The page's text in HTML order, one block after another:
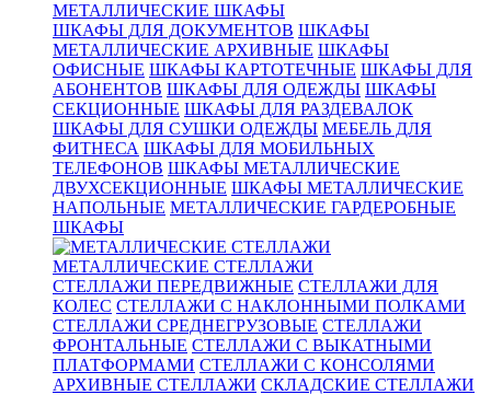
МЕТАЛЛИЧЕСКИЕ ШКАФЫ
ШКАФЫ ДЛЯ ДОКУМЕНТОВ ШКАФЫ
МЕТАЛЛИЧЕСКИЕ АРХИВНЫЕ ШКАФЫ
ОФИСНЫЕ ШКАФЫ КАРТОТЕЧНЫЕ ШКАФЫ ДЛЯ
АБОНЕНТОВ ШКАФЫ ДЛЯ ОДЕЖДЫ ШКАФЫ
СЕКЦИОННЫЕ ШКАФЫ ДЛЯ РАЗДЕВАЛОК
ШКАФЫ ДЛЯ СУШКИ ОДЕЖДЫ МЕБЕЛЬ ДЛЯ
ФИТНЕСА ШКАФЫ ДЛЯ МОБИЛЬНЫХ
ТЕЛЕФОНОВ ШКАФЫ МЕТАЛЛИЧЕСКИЕ
ДВУХСЕКЦИОННЫЕ ШКАФЫ МЕТАЛЛИЧЕСКИЕ
НАПОЛЬНЫЕ МЕТАЛЛИЧЕСКИЕ ГАРДЕРОБНЫЕ
ШКАФЫ
МЕТАЛЛИЧЕСКИЕ СТЕЛЛАЖИ
СТЕЛЛАЖИ ПЕРЕДВИЖНЫЕ СТЕЛЛАЖИ ДЛЯ
КОЛЕС СТЕЛЛАЖИ С НАКЛОННЫМИ ПОЛКАМИ
СТЕЛЛАЖИ СРЕДНЕГРУЗОВЫЕ СТЕЛЛАЖИ
ФРОНТАЛЬНЫЕ СТЕЛЛАЖИ С ВЫКАТНЫМИ
ПЛАТФОРМАМИ СТЕЛЛАЖИ С КОНСОЛЯМИ
АРХИВНЫЕ СТЕЛЛАЖИ СКЛАДСКИЕ СТЕЛЛАЖИ